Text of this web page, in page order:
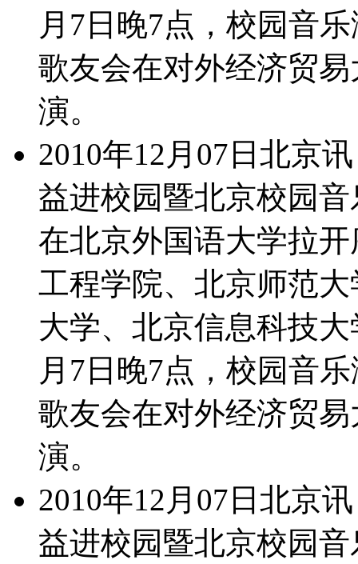
月7日晚7点，校园音
歌友会在对外经济贸
演。
2010年12月07日北京
益进校园暨北京校园
在北京外国语大学拉
工程学院、北京师范
大学、北京信息科技
月7日晚7点，校园音
歌友会在对外经济贸
演。
2010年12月07日北京
益进校园暨北京校园